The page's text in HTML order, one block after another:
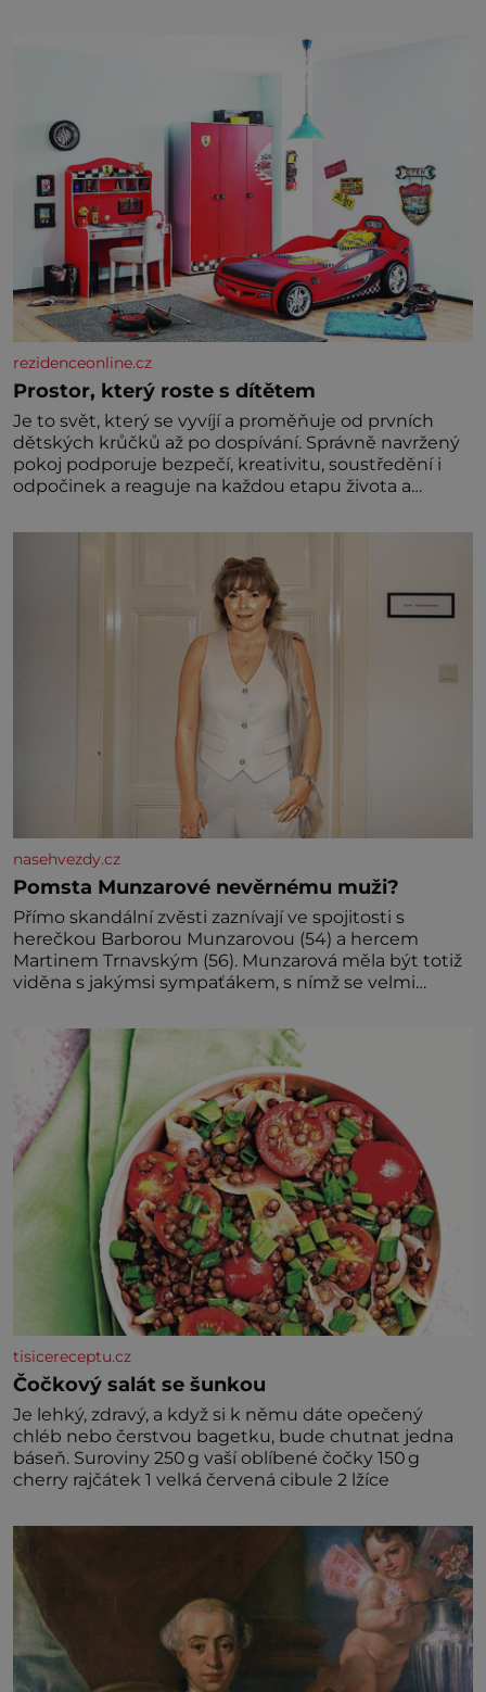
rezidenceonline.cz
Prostor, který roste s dítětem
Je to svět, který se vyvíjí a proměňuje od prvních
dětských krůčků až po dospívání. Správně navržený
pokoj podporuje bezpečí, kreativitu, soustředění i
odpočinek a reaguje na každou etapu života a
jednoduchost, měkkost a bezpečí, proto by pokoj
nasehvezdy.cz
Pomsta Munzarové nevěrnému muži?
Přímo skandální zvěsti zaznívají ve spojitosti s
herečkou Barborou Munzarovou (54) a hercem
Martinem Trnavským (56). Munzarová měla být totiž
viděna s jakýmsi sympaťákem, s nímž se velmi
tisicereceptu.cz
Čočkový salát se šunkou
Je lehký, zdravý, a když si k němu dáte opečený
chléb nebo čerstvou bagetku, bude chutnat jedna
báseň. Suroviny 250 g vaší oblíbené čočky 150 g
cherry rajčátek 1 velká červená cibule 2 lžíce